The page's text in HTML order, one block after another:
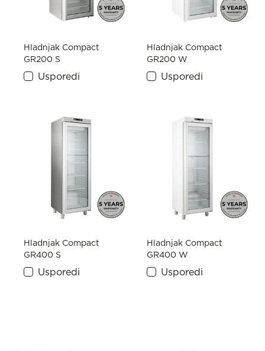
Hladnjak Compact
GR200 S
Usporedi
Hladnjak Compact
GR200 W
Usporedi
Hladnjak Compact
GR400 S
Usporedi
Hladnjak Compact
GR400 W
Usporedi